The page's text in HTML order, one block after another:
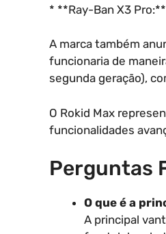
* **Ray-Ban X3
A marca também
funcionaria de
segunda geração),
O Rokid Max
funcionalidades
Perguntas
O que é a
A principal